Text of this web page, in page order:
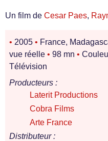
Un film de Cesar Paes,
• 2005 • France,
vue réelle • 98 mn •
Télévision
Producteurs :
Laterit Productions
Cobra Films
Arte France
Distributeur :